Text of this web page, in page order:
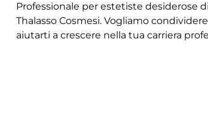
Professionale per estetiste desiderose
Thalasso Cosmesi. Vogliamo
aiutarti a crescere nella tua carriera